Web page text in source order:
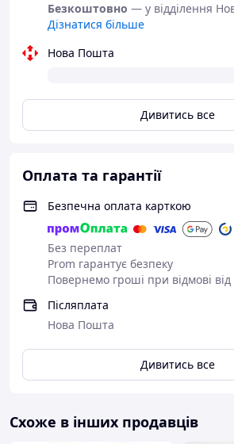
Як підібрати розмір
Костюм-Кигуруми підбирається
По даній таблиці ви зможете
відповідний для Вас розмір.
Таблиця розмірів:
Зріст дитини
110 +/- 5 см
7-8 років
10 років
Безкоштовно — у відділення
Дізнатися більше
Нова Пошта
Дивитись все
Оплата та гарантії
Безпечна оплата карткою
Без переплат
Prom гарантує безпеку
Повернемо гроші при відмові
Післяплата
Нова Пошта
Дивитись все
Схоже в інших продавців